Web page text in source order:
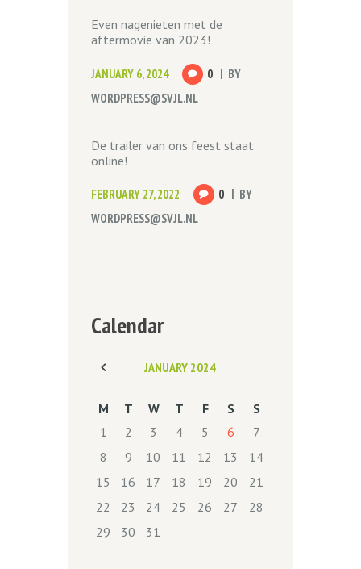
Even nagenieten met de
aftermovie van 2023!
JANUARY 6, 2024 0
BY
WORDPRESS@SVJL.NL
De trailer van ons feest staat
online!
FEBRUARY 27, 2022 0
BY
WORDPRESS@SVJL.NL
Calendar
JANUARY 2024
M T W T F S
S
1
2 3 4 5 6
7
8
9 10 11 12 13
14
15
16 17 18 19 20
21
22
23 24 25 26 27
28
29
30 31